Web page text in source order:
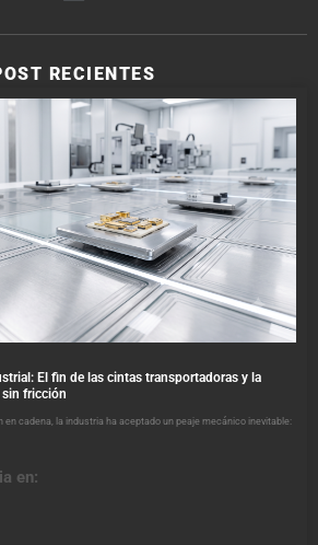
RECIENTES
El fin de las cintas transportadoras y la
sin fricción
en cadena, la industria ha aceptado un peaje mecánico inevitable:
en: